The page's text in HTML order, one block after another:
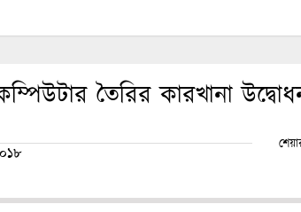
তৈরির কারখানা